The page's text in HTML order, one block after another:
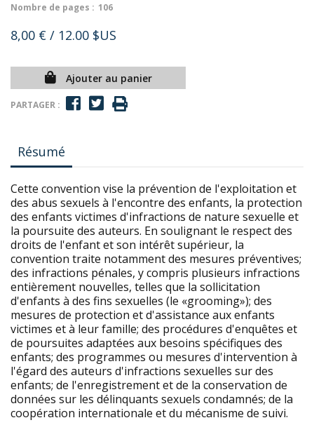
Nombre de pages : 106
8,00 € / 12.00 $US
Ajouter au panier
PARTAGER :
Résumé
Cette convention vise la prévention de l'exploitation et
des abus sexuels à l'encontre des enfants, la protection
des enfants victimes d'infractions de nature sexuelle et
la poursuite des auteurs. En soulignant le respect des
droits de l'enfant et son intérêt supérieur, la
convention traite notamment des mesures préventives;
des infractions pénales, y compris plusieurs infractions
entièrement nouvelles, telles que la sollicitation
d'enfants à des fins sexuelles (le «grooming»); des
mesures de protection et d'assistance aux enfants
victimes et à leur famille; des procédures d'enquêtes et
de poursuites adaptées aux besoins spécifiques des
enfants; des programmes ou mesures d'intervention à
l'égard des auteurs d'infractions sexuelles sur des
enfants; de l'enregistrement et de la conservation de
données sur les délinquants sexuels condamnés; de la
coopération internationale et du mécanisme de suivi.